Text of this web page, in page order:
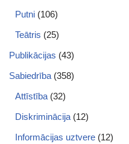
Putni (106)
Teātris (25)
Publikācijas (43)
Sabiedrība (358)
Attīstība (32)
Diskriminācija (12)
Informācijas uztvere (12)